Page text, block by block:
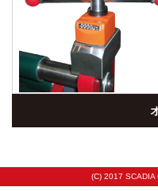
(C) 2017 SCADIA